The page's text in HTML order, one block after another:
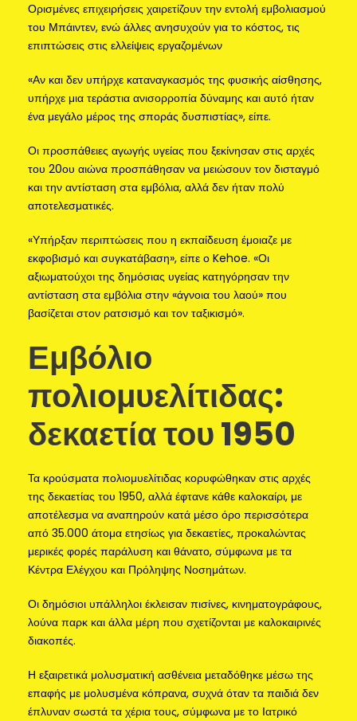
Ορισμένες επιχειρήσεις χαιρετίζουν την εντολή εμβολιασμού
του Μπάιντεν, ενώ άλλες ανησυχούν για το κόστος, τις
επιπτώσεις στις ελλείψεις εργαζομένων
«Αν και δεν υπήρχε καταναγκασμός της φυσικής αίσθησης,
υπήρχε μια τεράστια ανισορροπία δύναμης και αυτό ήταν
ένα μεγάλο μέρος της σποράς δυσπιστίας», είπε.
Οι προσπάθειες αγωγής υγείας που ξεκίνησαν στις αρχές
του 20ου αιώνα προσπάθησαν να μειώσουν τον δισταγμό
και την αντίσταση στα εμβόλια, αλλά δεν ήταν πολύ
αποτελεσματικές.
«Υπήρξαν περιπτώσεις που η εκπαίδευση έμοιαζε με
εκφοβισμό και συγκατάβαση», είπε ο Kehoe. «Οι
αξιωματούχοι της δημόσιας υγείας κατηγόρησαν την
αντίσταση στα εμβόλια στην «άγνοια του λαού» που
βασίζεται στον ρατσισμό και τον ταξικισμό».
Εμβόλιο
πολιομυελίτιδας:
δεκαετία του 1950
Τα κρούσματα πολιομυελίτιδας κορυφώθηκαν στις αρχές
της δεκαετίας του 1950, αλλά έφτανε κάθε καλοκαίρι, με
αποτέλεσμα να αναπηρούν κατά μέσο όρο περισσότερα
από 35.000 άτομα ετησίως για δεκαετίες, προκαλώντας
μερικές φορές παράλυση και θάνατο, σύμφωνα με τα
Κέντρα Ελέγχου και Πρόληψης Νοσημάτων.
Οι δημόσιοι υπάλληλοι έκλεισαν πισίνες, κινηματογράφους,
λούνα παρκ και άλλα μέρη που σχετίζονται με καλοκαιρινές
διακοπές.
Η εξαιρετικά μολυσματική ασθένεια μεταδόθηκε μέσω της
επαφής με μολυσμένα κόπρανα, συχνά όταν τα παιδιά δεν
έπλυναν σωστά τα χέρια τους, σύμφωνα με το Ιατρικό